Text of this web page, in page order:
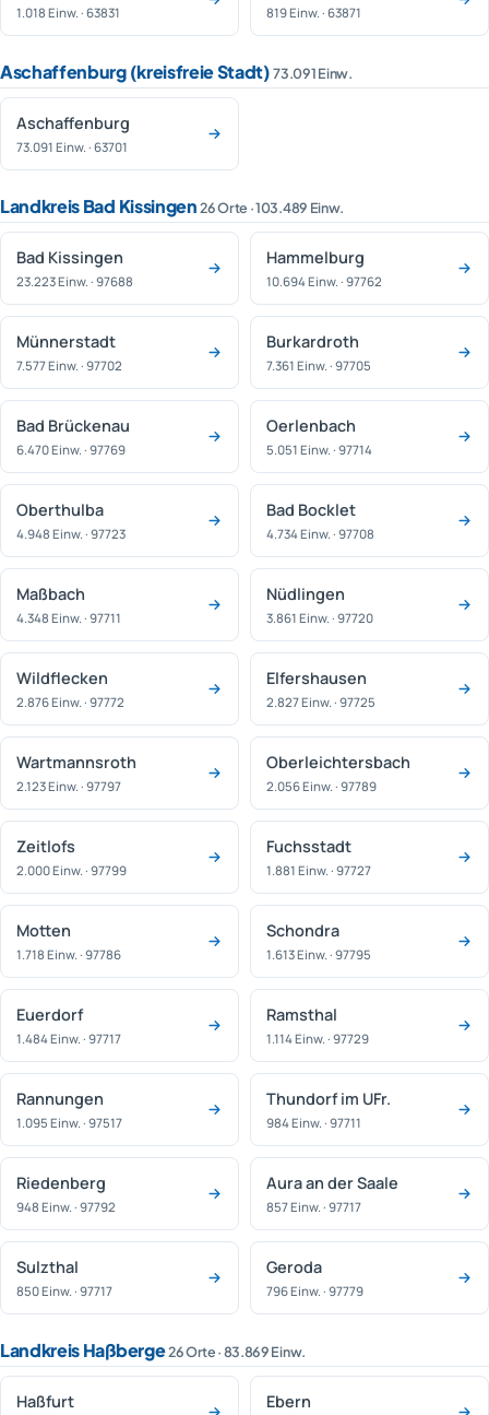
1.018 Einw. · 63831 819 Einw. · 63871
Aschaffenburg (kreisfreie Stadt)73.091 Einw.
Aschaffenburg
73.091 Einw. · 63701
Landkreis Bad Kissingen26 Orte · 103.489 Einw.
Bad Kissingen
23.223 Einw. · 97688
Hammelburg
10.694 Einw. · 97762
Münnerstadt
7.577 Einw. · 97702
Burkardroth
7.361 Einw. · 97705
Bad Brückenau
6.470 Einw. · 97769
Oerlenbach
5.051 Einw. · 97714
Oberthulba
4.948 Einw. · 97723
Bad Bocklet
4.734 Einw. · 97708
Maßbach
4.348 Einw. · 97711
Nüdlingen
3.861 Einw. · 97720
Wildflecken
2.876 Einw. · 97772
Elfershausen
2.827 Einw. · 97725
Wartmannsroth
2.123 Einw. · 97797
Oberleichtersbach
2.056 Einw. · 97789
Zeitlofs
2.000 Einw. · 97799
Fuchsstadt
1.881 Einw. · 97727
Motten
1.718 Einw. · 97786
Schondra
1.613 Einw. · 97795
Euerdorf
1.484 Einw. · 97717
Ramsthal
1.114 Einw. · 97729
Rannungen
1.095 Einw. · 97517
Thundorf im UFr.
984 Einw. · 97711
Riedenberg
948 Einw. · 97792
Aura an der Saale
857 Einw. · 97717
Sulzthal
850 Einw. · 97717
Geroda
796 Einw. · 97779
Landkreis Haßberge26 Orte · 83.869 Einw.
Haßfurt Ebern